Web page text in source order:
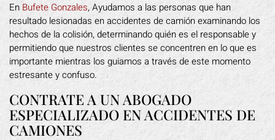
En Bufete Gonzales, Ayudamos a las personas que han
resultado lesionadas en accidentes de camión examinando los
hechos de la colisión, determinando quién es el responsable y
permitiendo que nuestros clientes se concentren en lo que es
importante mientras los guiamos a través de este momento
estresante y confuso.
CONTRATE A UN ABOGADO
ESPECIALIZADO EN ACCIDENTES DE
CAMIONES